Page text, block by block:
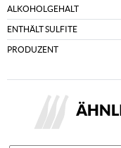
ALKOHOLGEHALT
ENTHÄLT SULFITE
PRODUZENT